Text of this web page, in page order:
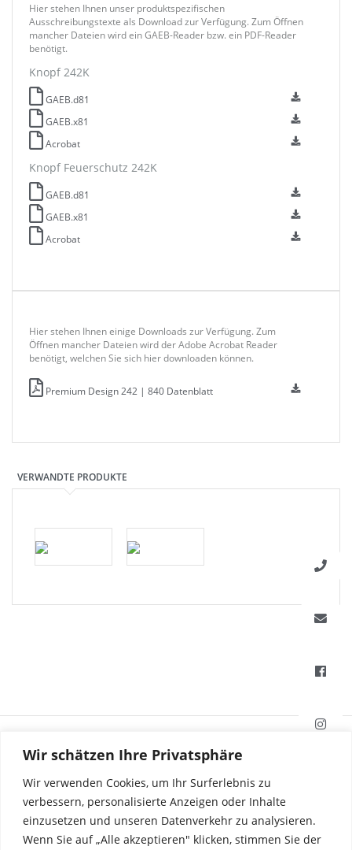
Wir schätzen Ihre Privatsphäre
Wir verwenden Cookies, um Ihr Surferlebnis zu
verbessern, personalisierte Anzeigen oder Inhalte
einzusetzen und unseren Datenverkehr zu analysieren.
Wenn Sie auf „Alle akzeptieren" klicken, stimmen Sie der
Hier stehen Ihnen unser produktspezifischen
Ausschreibungstexte als Download zur Verfügung. Zum Öffnen
mancher Dateien wird ein GAEB-Reader bzw. ein PDF-Reader
benötigt.
Knopf 242K
GAEB.d81
GAEB.x81
Acrobat
Knopf Feuerschutz 242K
GAEB.d81
GAEB.x81
Acrobat
Hier stehen Ihnen einige Downloads zur Verfügung. Zum
Öffnen mancher Dateien wird der Adobe Acrobat Reader
benötigt, welchen Sie sich hier downloaden können.
Premium Design 242 | 840 Datenblatt
VERWANDTE PRODUKTE
Weißinger Straße 16
Tel. +49 7308 96040
Fax +49 7308 960415